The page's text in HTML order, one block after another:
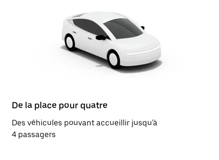
De la place pour quatre
Des véhicules pouvant accueillir jusqu'à
4 passagers